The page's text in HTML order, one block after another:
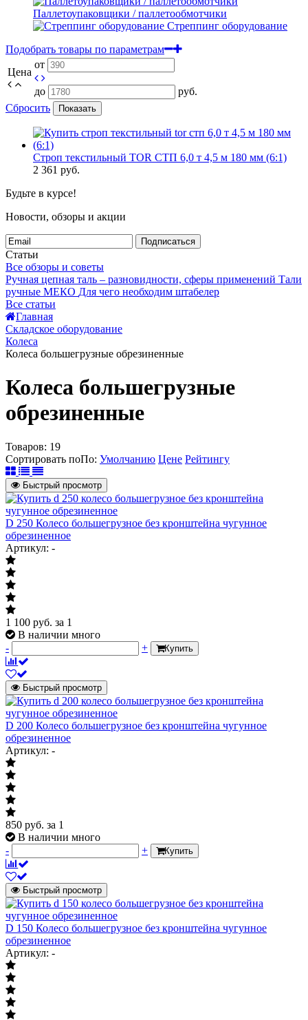
Паллетоупаковщики / паллетообмотчики
Стреппинг оборудование
Подобрать товары по параметрам
Цена
от
до
руб.
Сбросить
Показать
Строп текстильный TOR СТП 6,0 т 4,5 м 180 мм (6:1)
2 361 руб.
Будьте в курсе!
Новости, обзоры и акции
Подписаться
Статьи
Все обзоры и советы
Ручная цепная таль – разновидности, сферы применений Тали
ручные МЕКО Для чего необходим штабелер
Все статьи
Главная
Складское оборудование
Колеса
Колеса большегрузные обрезиненные
Колеса большегрузные
обрезиненные
Товаров: 19
Сортировать поПо: Умолчанию Цене Рейтингу
Быстрый просмотр
D 250 Колесо большегрузное без кронштейна чугунное
обрезиненное
Артикул: -
1 100 руб. за 1
В наличии много
-
+ Купить
Быстрый просмотр
D 200 Колесо большегрузное без кронштейна чугунное
обрезиненное
Артикул: -
850 руб. за 1
В наличии много
-
+ Купить
Быстрый просмотр
D 150 Колесо большегрузное без кронштейна чугунное
обрезиненное
Артикул: -